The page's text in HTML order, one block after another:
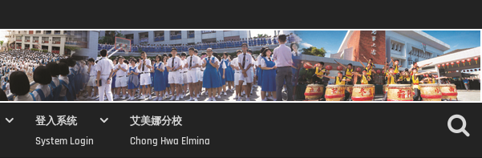
登入系统
System Login
艾美娜分校
Chong Hwa Elmina